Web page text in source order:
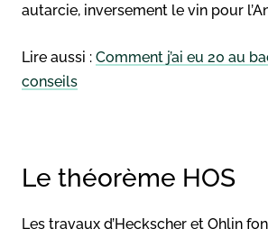
autarcie, inversement le vin pour
Lire aussi : Comment j’ai eu 20 au
conseils
Le théorème HOS
Les travaux d’Heckscher et Ohlin